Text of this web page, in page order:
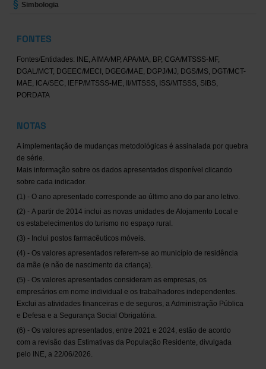
Simbologia
FONTES
Fontes/Entidades: INE, AIMA/MP, APA/MA, BP, CGA/MTSSS-MF,
DGAL/MCT, DGEEC/MECI, DGEG/MAE, DGPJ/MJ, DGS/MS, DGT/MCT-
MAE, ICA/SEC, IEFP/MTSSS-ME, II/MTSSS, ISS/MTSSS, SIBS,
PORDATA
NOTAS
A implementação de mudanças metodológicas é assinalada por quebra
de série.
Mais informação sobre os dados apresentados disponível clicando
sobre cada indicador.
(1) - O ano apresentado corresponde ao último ano do par ano letivo.
(2) - A partir de 2014 inclui as novas unidades de Alojamento Local e
os estabelecimentos do turismo no espaço rural.
(3) - Inclui postos farmacêuticos móveis.
(4) - Os valores apresentados referem-se ao município de residência
da mãe (e não de nascimento da criança).
(5) - Os valores apresentados consideram as empresas, os
empresários em nome individual e os trabalhadores independentes.
Exclui as atividades financeiras e de seguros, a Administração Pública
e Defesa e a Segurança Social Obrigatória.
(6) - Os valores apresentados, entre 2021 e 2024, estão de acordo
com a revisão das Estimativas da População Residente, divulgada
pelo INE, a 22/06/2026.